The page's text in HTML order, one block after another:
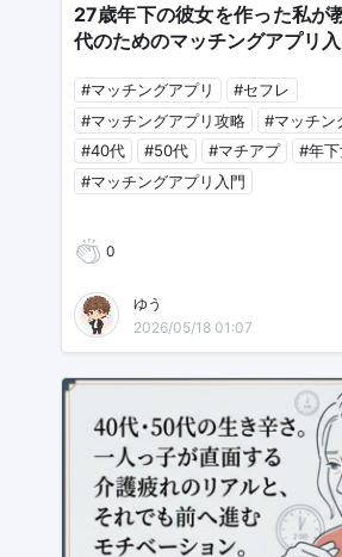
27歳年下の彼女を作った私
代のためのマッチングアプリ
#マッチングアプリ
#セフレ
#マッチングアプリ攻略
#マッチン
#40代
#50代 #マチアプ
#年下
#マッチングアプリ入門
0
ゆう
2026/05/18 01:07